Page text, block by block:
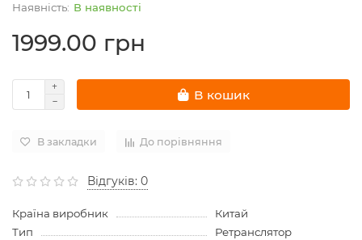
В наявності
1999.00 грн
В кошик
В закладки До порівняння
Відгуків: 0
Країна виробник
Китай
Тип
Ретранслятор